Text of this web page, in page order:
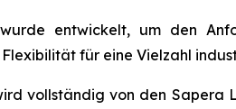
entwickelt, um den
für eine Vielzahl
vollständig von den